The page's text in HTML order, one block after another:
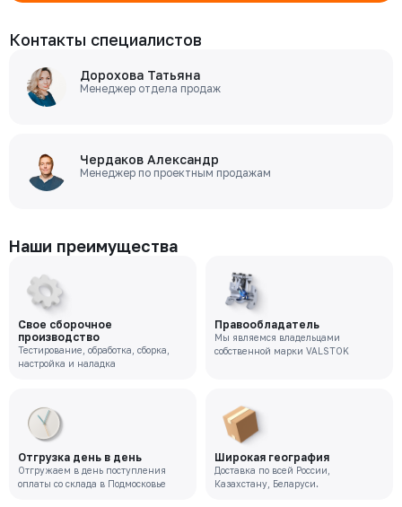
Контакты специалистов
Дорохова Татьяна
Менеджер отдела продаж
Чердаков Александр
Менеджер по проектным продажам
Наши преимущества
Свое сборочное
производство
Тестирование, обработка, сборка,
настройка и наладка
Правообладатель
Мы являемся владельцами
собственной марки VALSTOK
Отгрузка день в день
Отгружаем в день поступления
оплаты со склада в Подмосковье
Широкая география
Доставка по всей России,
Казахстану, Беларуси.